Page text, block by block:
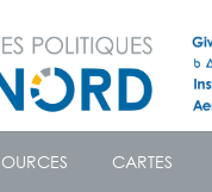
CARTES